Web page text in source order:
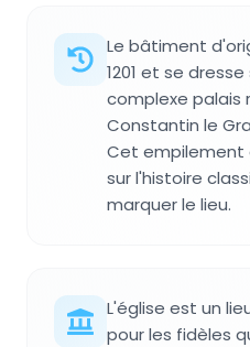
Le bâtiment
1201 et se
complexe palais
Constantin le
Cet empilement
sur l'histoire
marquer le lieu.
L'église est un
pour les fidèles